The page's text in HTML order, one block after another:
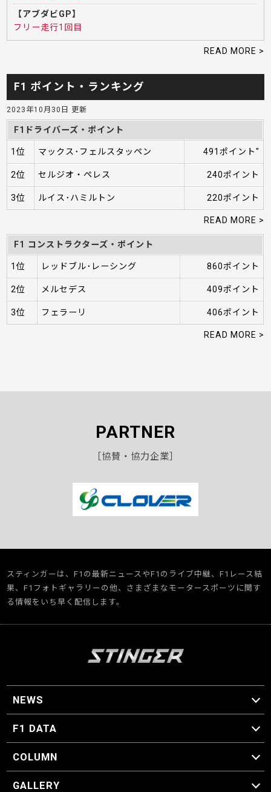
【アブダビGP】
フリー走行1回目
READ MORE >
F1 ポイント・ランキング
2023年10月30日 更新
F1ドライバーズ・ポイント
1位 マックス･フェルスタッペン 491ポイント"
2位 セルジオ・ペレス 240ポイント
3位 ルイス･ハミルトン 220ポイント
READ MORE >
F1 コンストラクターズ・ポイント
1位 レッドブル･レーシング 860ポイント
2位 メルセデス 409ポイント
3位 フェラーリ 406ポイント
READ MORE >
PARTNER
［協賛・協力企業］
スティンガーは、F1の最新ニュースやF1のライブ中継、F1レース結
果、F1フォトギャラリーの他、さまざまなモータースポーツに関す
る情報をいち早く配信します。
NEWS
F1 ニュース
F1 DATA
F1 日程
F1 データ
COLUMN
マイ・ワンダフル・サーキット
スクーデリア・一方通行
F1に燃え、ゴルフに泣く日々。
スティングくんの部屋
GALLERY